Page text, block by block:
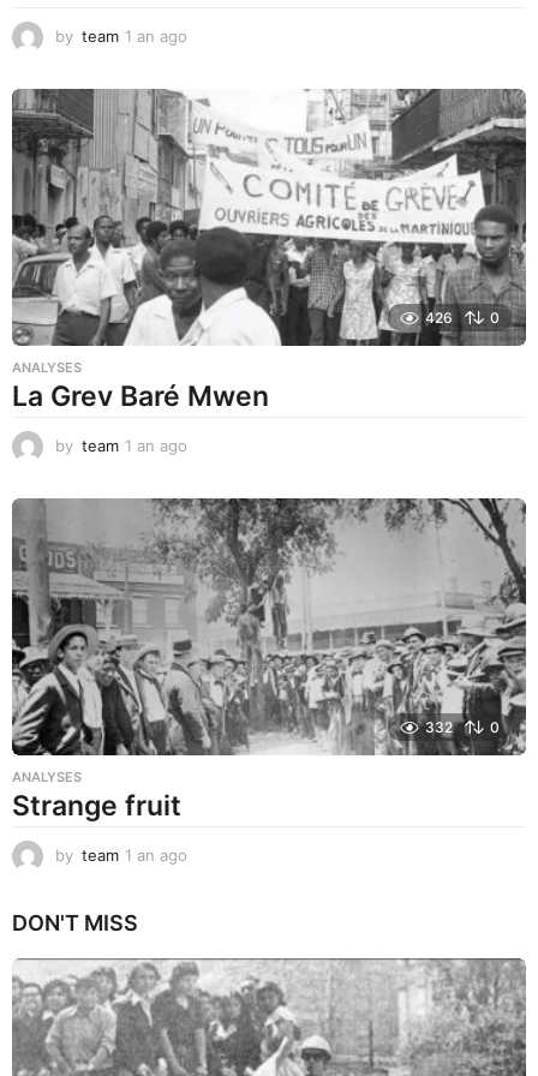
by team 1 an ago
a
g
o
426 0
ANALYSES
La Grev Baré Mwen
by team 1 an ago
a
g
o
332 0
ANALYSES
Strange fruit
by team 1 an ago
o
DON'T MISS